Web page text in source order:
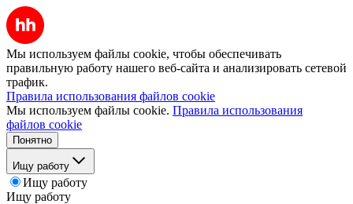
Мы используем файлы cookie, чтобы обеспечивать
правильную работу нашего веб-сайта и анализировать сетевой
трафик.
Правила использования файлов cookie
Мы используем файлы cookie. Правила использования
файлов cookie
Понятно
Ищу работу
Ищу работу
Ищу работу